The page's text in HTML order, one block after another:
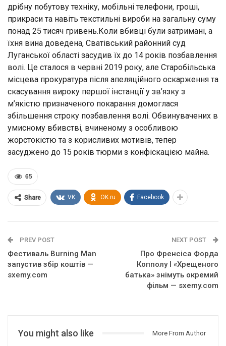
дрібну побутову техніку, мобільні телефони, гроші,
прикраси та навіть текстильні вироби на загальну суму
понад 25 тисяч гривень.Коли вбивці були затримані, а
їхня вина доведена, Сватівський районний суд
Луганської області засудив їх до 14 років позбавлення
волі. Це сталося в червні 2019 року, але Старобільська
місцева прокуратура після апеляційного оскарження та
скасування вироку першої інстанції у зв’язку з
м’якістю призначеного покарання домоглася
збільшення строку позбавлення волі. Обвинувачених в
умисному вбивстві, вчиненому з особливою
жорстокістю та з корисливих мотивів, тепер
засуджено до 15 років тюрми з конфіскацією майна.
65
Share VK OK.ru Facebook
PREV POST
Фестиваль Burning Man
запустив збір коштів —
sxemy.com
NEXT POST
Про Френсіса Форда
Копполу І «Хрещеного
батька» знімуть окремий
фільм — sxemy.com
You might also like More From Author